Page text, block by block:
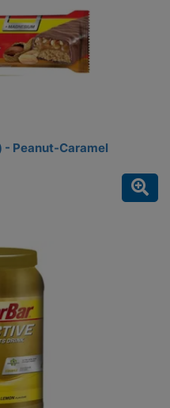
- Peanut-Caramel